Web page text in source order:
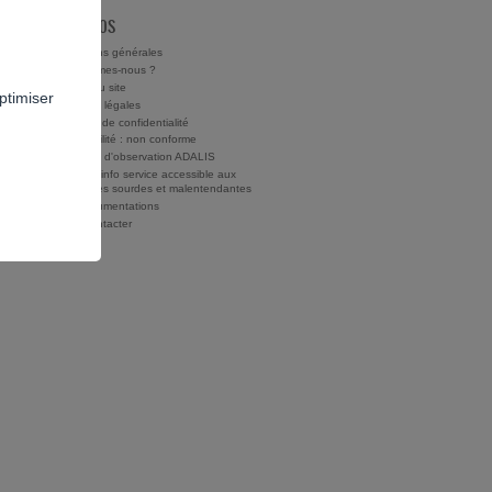
À PROPOS
Conditions générales
Qui sommes-nous ?
Charte du site
Mentions légales
Politique de confidentialité
Accessibilité : non conforme
Rapports d'observation ADALIS
Drogues info service accessible aux
personnes sourdes et malentendantes
Nos documentations
Nous contacter